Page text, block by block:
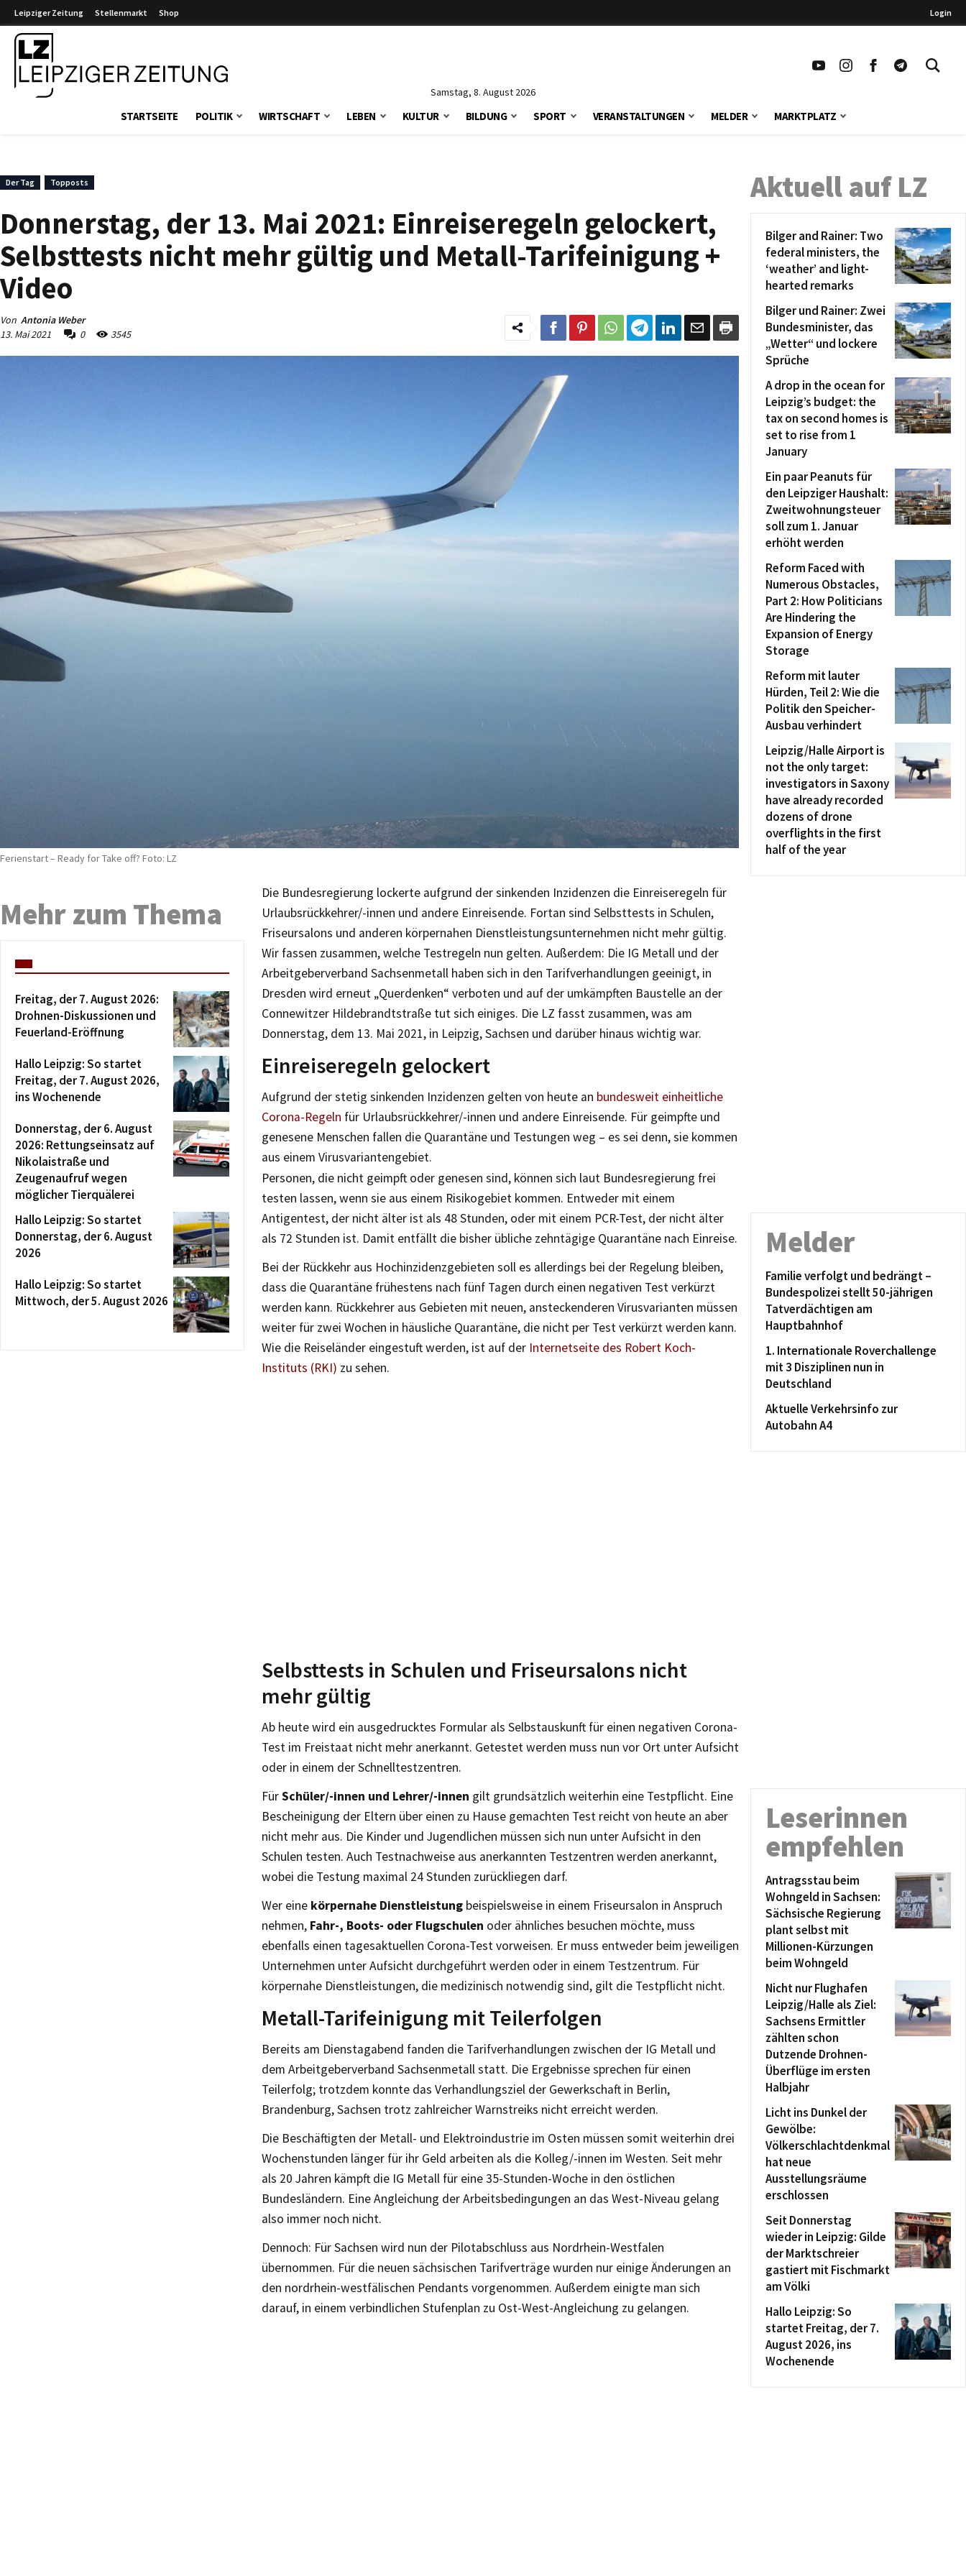
Leipziger Zeitung Stellenmarkt Shop Login
Samstag, 8. August 2026
STARTSEITE POLITIK WIRTSCHAFT LEBEN KULTUR BILDUNG SPORT VERANSTALTUNGEN MELDER MARKTPLATZ
Der Tag Topposts
Donnerstag, der 13. Mai 2021: Einreiseregeln gelockert,
Selbsttests nicht mehr gültig und Metall-Tarifeinigung +
Video
Von Antonia Weber
13. Mai 2021
0 3545
Ferienstart – Ready for Take off? Foto: LZ
Die Bundesregierung lockerte aufgrund der sinkenden Inzidenzen die Einreiseregeln für
Urlaubsrückkehrer/-innen und andere Einreisende. Fortan sind Selbsttests in Schulen,
Friseursalons und anderen körpernahen Dienstleistungsunternehmen nicht mehr gültig.
Wir fassen zusammen, welche Testregeln nun gelten. Außerdem: Die IG Metall und der
Arbeitgeberverband Sachsenmetall haben sich in den Tarifverhandlungen geeinigt, in
Dresden wird erneut „Querdenken“ verboten und auf der umkämpften Baustelle an der
Connewitzer Hildebrandtstraße tut sich einiges. Die LZ fasst zusammen, was am
Donnerstag, dem 13. Mai 2021, in Leipzig, Sachsen und darüber hinaus wichtig war.
Einreiseregeln gelockert
Aufgrund der stetig sinkenden Inzidenzen gelten von heute an bundesweit einheitliche
Corona-Regeln für Urlaubsrückkehrer/-innen und andere Einreisende. Für geimpfte und
genesene Menschen fallen die Quarantäne und Testungen weg – es sei denn, sie kommen
aus einem Virusvariantengebiet.
Personen, die nicht geimpft oder genesen sind, können sich laut Bundesregierung frei
testen lassen, wenn sie aus einem Risikogebiet kommen. Entweder mit einem
Antigentest, der nicht älter ist als 48 Stunden, oder mit einem PCR-Test, der nicht älter
als 72 Stunden ist. Damit entfällt die bisher übliche zehntägige Quarantäne nach Einreise.
Bei der Rückkehr aus Hochinzidenzgebieten soll es allerdings bei der Regelung bleiben,
dass die Quarantäne frühestens nach fünf Tagen durch einen negativen Test verkürzt
werden kann. Rückkehrer aus Gebieten mit neuen, ansteckenderen Virusvarianten müssen
weiter für zwei Wochen in häusliche Quarantäne, die nicht per Test verkürzt werden kann.
Wie die Reiseländer eingestuft werden, ist auf der Internetseite des Robert Koch-
Instituts (RKI) zu sehen.
Selbsttests in Schulen und Friseursalons nicht
mehr gültig
Ab heute wird ein ausgedrucktes Formular als Selbstauskunft für einen negativen Corona-
Test im Freistaat nicht mehr anerkannt. Getestet werden muss nun vor Ort unter Aufsicht
oder in einem der Schnelltestzentren.
FürSchüler/-innen und Lehrer/-innen gilt grundsätzlich weiterhin eine Testpflicht. Eine
Bescheinigung der Eltern über einen zu Hause gemachten Test reicht von heute an aber
nicht mehr aus. Die Kinder und Jugendlichen müssen sich nun unter Aufsicht in den
Schulen testen. Auch Testnachweise aus anerkannten Testzentren werden anerkannt,
wobei die Testung maximal 24 Stunden zurückliegen darf.
Wer eine körpernahe Dienstleistung beispielsweise in einem Friseursalon in Anspruch
nehmen, Fahr-, Boots- oder Flugschulen oder ähnliches besuchen möchte, muss
ebenfalls einen tagesaktuellen Corona-Test vorweisen. Er muss entweder beim jeweiligen
Unternehmen unter Aufsicht durchgeführt werden oder in einem Testzentrum. Für
körpernahe Dienstleistungen, die medizinisch notwendig sind, gilt die Testpflicht nicht.
Metall-Tarifeinigung mit Teilerfolgen
Bereits am Dienstagabend fanden die Tarifverhandlungen zwischen der IG Metall und
dem Arbeitgeberverband Sachsenmetall statt. Die Ergebnisse sprechen für einen
Teilerfolg; trotzdem konnte das Verhandlungsziel der Gewerkschaft in Berlin,
Brandenburg, Sachsen trotz zahlreicher Warnstreiks nicht erreicht werden.
Die Beschäftigten der Metall- und Elektroindustrie im Osten müssen somit weiterhin drei
Wochenstunden länger für ihr Geld arbeiten als die Kolleg/-innen im Westen. Seit mehr
als 20 Jahren kämpft die IG Metall für eine 35-Stunden-Woche in den östlichen
Bundesländern. Eine Angleichung der Arbeitsbedingungen an das West-Niveau gelang
also immer noch nicht.
Dennoch: Für Sachsen wird nun der Pilotabschluss aus Nordrhein-Westfalen
übernommen. Für die neuen sächsischen Tarifverträge wurden nur einige Änderungen an
den nordrhein-westfälischen Pendants vorgenommen. Außerdem einigte man sich
darauf, in einem verbindlichen Stufenplan zu Ost-West-Angleichung zu gelangen.
Mehr zum Thema
Freitag, der 7. August 2026:
Drohnen-Diskussionen und
Feuerland-Eröffnung
Hallo Leipzig: So startet
Freitag, der 7. August 2026,
ins Wochenende
Donnerstag, der 6. August
2026: Rettungseinsatz auf
Nikolaistraße und
Zeugenaufruf wegen
möglicher Tierquälerei
Hallo Leipzig: So startet
Donnerstag, der 6. August
2026
Hallo Leipzig: So startet
Mittwoch, der 5. August 2026
Aktuell auf LZ
Bilger and Rainer: Two
federal ministers, the
‘weather’ and light-
hearted remarks
Bilger und Rainer: Zwei
Bundesminister, das
„Wetter“ und lockere
Sprüche
A drop in the ocean for
Leipzig’s budget: the
tax on second homes is
set to rise from 1
January
Ein paar Peanuts für
den Leipziger Haushalt:
Zweitwohnungsteuer
soll zum 1. Januar
erhöht werden
Reform Faced with
Numerous Obstacles,
Part 2: How Politicians
Are Hindering the
Expansion of Energy
Storage
Reform mit lauter
Hürden, Teil 2: Wie die
Politik den Speicher-
Ausbau verhindert
Leipzig/Halle Airport is
not the only target:
investigators in Saxony
have already recorded
dozens of drone
overflights in the first
half of the year
Melder
Familie verfolgt und bedrängt –
Bundespolizei stellt 50-jährigen
Tatverdächtigen am
Hauptbahnhof
1. Internationale Roverchallenge
mit 3 Disziplinen nun in
Deutschland
Aktuelle Verkehrsinfo zur
Autobahn A4
Leserinnen
empfehlen
Antragsstau beim
Wohngeld in Sachsen:
Sächsische Regierung
plant selbst mit
Millionen-Kürzungen
beim Wohngeld
Nicht nur Flughafen
Leipzig/Halle als Ziel:
Sachsens Ermittler
zählten schon
Dutzende Drohnen-
Überflüge im ersten
Halbjahr
Licht ins Dunkel der
Gewölbe:
Völkerschlachtdenkmal
hat neue
Ausstellungsräume
erschlossen
Seit Donnerstag
wieder in Leipzig: Gilde
der Marktschreier
gastiert mit Fischmarkt
am Völki
Hallo Leipzig: So
startet Freitag, der 7.
August 2026, ins
Wochenende